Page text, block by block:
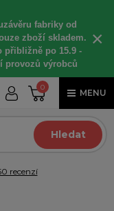
fabriky od
zboží skladem.
přibližně po 15.9 -
provozů výrobců
×
0
MENU
Hledat
recenzí